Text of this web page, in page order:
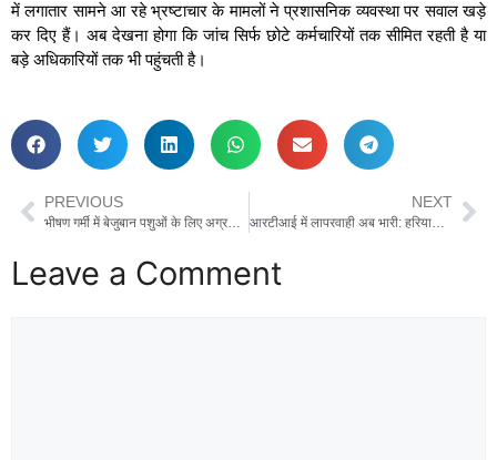
में लगातार सामने आ रहे भ्रष्टाचार के मामलों ने प्रशासनिक व्यवस्था पर सवाल खड़े
कर दिए हैं। अब देखना होगा कि जांच सिर्फ छोटे कर्मचारियों तक सीमित रहती है या
बड़े अधिकारियों तक भी पहुंचती है।
PREVIOUS
भीषण गर्मी में बेजुबान पशुओं के लिए अग्रवाल वैश्य समाज ने शुरू किया पानी की कुंडी लगाने का अभियान
NEXT
आरटीआई में लापरवाही अब भारी: हरियाणा में अधिकारियों की सैलरी से सीधे कटेगा जुर्माना
Leave a Comment